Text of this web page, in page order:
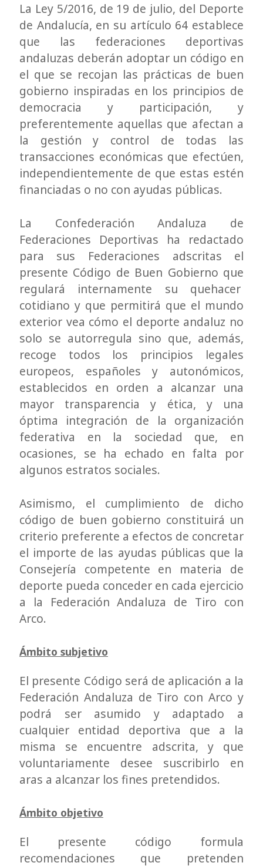
La Ley 5/2016, de 19 de julio, del Deporte
de Andalucía, en su artículo 64 establece
que las federaciones deportivas
andaluzas deberán adoptar un código en
el que se recojan las prácticas de buen
gobierno inspiradas en los principios de
democracia y participación, y
preferentemente aquellas que afectan a
la gestión y control de todas las
transacciones económicas que efectúen,
independientemente de que estas estén
financiadas o no con ayudas públicas.
La Confederación Andaluza de
Federaciones Deportivas ha redactado
para sus Federaciones adscritas el
presente Código de Buen Gobierno que
regulará internamente su quehacer
cotidiano y que permitirá que el mundo
exterior vea cómo el deporte andaluz no
solo se autorregula sino que, además,
recoge todos los principios legales
europeos, españoles y autonómicos,
establecidos en orden a alcanzar una
mayor transparencia y ética, y una
óptima integración de la organización
federativa en la sociedad que, en
ocasiones, se ha echado en falta por
algunos estratos sociales.
Asimismo, el cumplimiento de dicho
código de buen gobierno constituirá un
criterio preferente a efectos de concretar
el importe de las ayudas públicas que la
Consejería competente en materia de
deporte pueda conceder en cada ejercicio
a la Federación Andaluza de Tiro con
Arco.
Ámbito subjetivo
El presente Código será de aplicación a la
Federación Andaluza de Tiro con Arco y
podrá ser asumido y adaptado a
cualquier entidad deportiva que a la
misma se encuentre adscrita, y que
voluntariamente desee suscribirlo en
aras a alcanzar los fines pretendidos.
Ámbito objetivo
El presente código formula
recomendaciones que pretenden